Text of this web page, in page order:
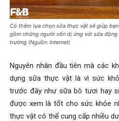
Có thêm lựa chọn sữa thực vật sẽ giúp
gồm những người vốn dị ứng với sữa
trường (Nguồn: Internet)
Nguyên nhân đầu tiên mà các
dụng sữa thực vật là vì sức
trước đây như sữa bò tươi hay
được xem là tốt cho sức khỏe
thực vật có thể cung cấp nhiều